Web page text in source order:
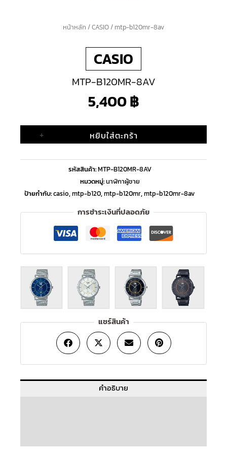
หน้าหลัก /CASIO/ mtp-b120mr-8av
CASIO
MTP-B120MR-8AV
5,400฿
+ หยิบใส่ตะกร้า
รหัสสินค้า:MTP-B120MR-8AV
หมวดหมู่:นาฬิกาผู้ชาย
ป้ายกำกับ:casio,mtp-b120,mtp-b120mr,mtp-b120mr-8av
การชำระเงินที่ปลอดภัย
แชร์สินค้า
คำอธิบาย